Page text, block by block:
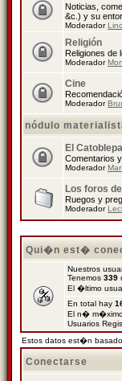
Noticias,
&c.) y su
Moderador
Religión
Religiones de
Moderador
Cine
Moderador
nódulo
El
Comentarios
Moderador
Los foros
Ruegos y
Moderador
Qui�n est�
Nuestros
Tenemos 339
El �ltimo
En total hay
El n�
Usuarios
Estos datos est�n
Conectarse